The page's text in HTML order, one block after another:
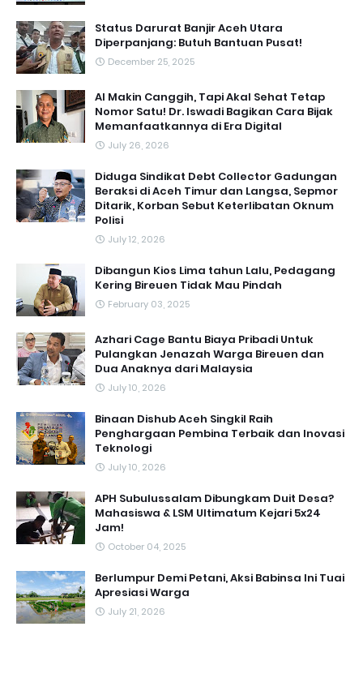
Status Darurat Banjir Aceh Utara
Diperpanjang: Butuh Bantuan Pusat!
December 25, 2025
AI Makin Canggih, Tapi Akal Sehat Tetap
Nomor Satu! Dr. Iswadi Bagikan Cara Bijak
Memanfaatkannya di Era Digital
July 26, 2026
Diduga Sindikat Debt Collector Gadungan
Beraksi di Aceh Timur dan Langsa, Sepmor
Ditarik, Korban Sebut Keterlibatan Oknum
Polisi
July 12, 2026
Dibangun Kios Lima tahun Lalu, Pedagang
Kering Bireuen Tidak Mau Pindah
February 03, 2025
Azhari Cage Bantu Biaya Pribadi Untuk
Pulangkan Jenazah Warga Bireuen dan
Dua Anaknya dari Malaysia
July 10, 2026
Binaan Dishub Aceh Singkil Raih
Penghargaan Pembina Terbaik dan Inovasi
Teknologi
July 10, 2026
APH Subulussalam Dibungkam Duit Desa?
Mahasiswa & LSM Ultimatum Kejari 5x24
Jam!
October 04, 2025
Berlumpur Demi Petani, Aksi Babinsa Ini Tuai
Apresiasi Warga
July 21, 2026